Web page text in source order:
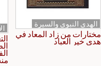
الهدي النبوي والسيرة
مختارات من زاد المعاد في
هدي خير العباد